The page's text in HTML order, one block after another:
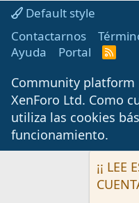
Default style
Contactarnos
Ayuda
Portal
R
S
Community platform
XenForo Ltd. Como
utiliza las cookies
funcionamiento.
¡¡ LEE